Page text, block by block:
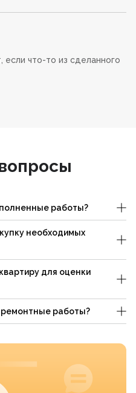
если что-то из сделанного
работы?
необходимых
для оценки
ремонтные работы?